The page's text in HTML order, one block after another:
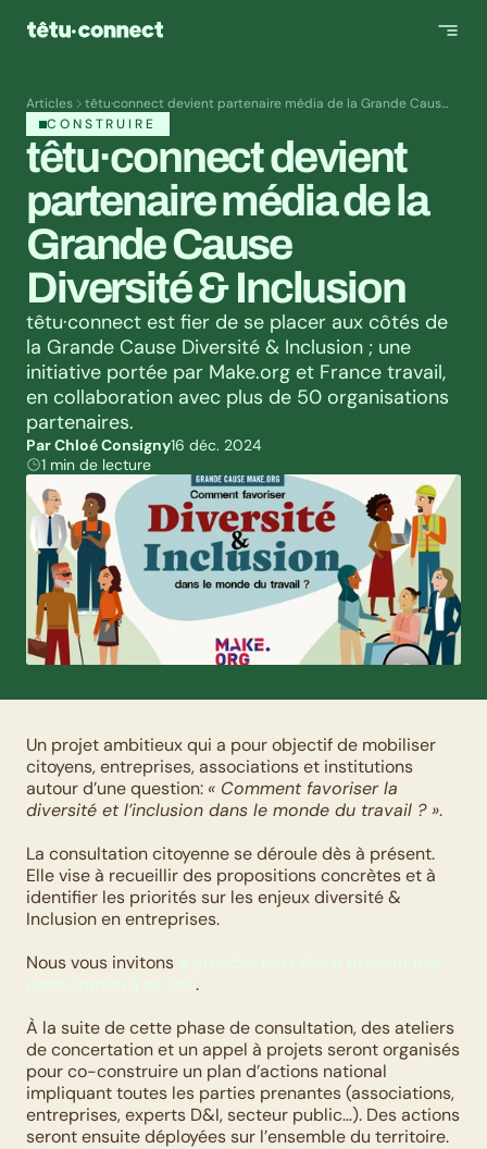
Articles
têtu·connect devient partenaire média de la Grande Cause
Diversité & Inclusion
CONSTRUIRE
têtu·connect devient
partenaire média de la
Grande Cause
Diversité & Inclusion
têtu·connect est fier de se placer aux côtés de
la Grande Cause Diversité & Inclusion ; une
initiative portée par Make.org et France travail,
en collaboration avec plus de 50 organisations
partenaires.
Par Chloé Consigny16 déc. 2024
1 min de lecture
Un projet ambitieux qui a pour objectif de mobiliser
citoyens, entreprises, associations et institutions
autour d’une question: « Comment favoriser la
diversité et l’inclusion dans le monde du travail ? ».
La consultation citoyenne se déroule dès à présent.
Elle vise à recueillir des propositions concrètes et à
identifier les priorités sur les enjeux diversité &
Inclusion en entreprises.
Nous vous invitons
.
À la suite de cette phase de consultation, des ateliers
de concertation et un appel à projets seront organisés
pour co-construire un plan d’actions national
impliquant toutes les parties prenantes (associations,
entreprises, experts D&I, secteur public…). Des actions
seront ensuite déployées sur l’ensemble du territoire.